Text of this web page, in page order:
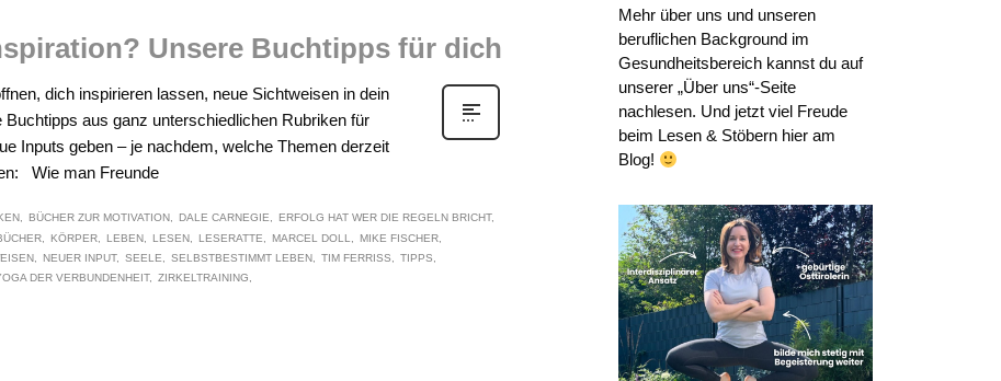
Unsere Buchtipps für dich
dich inspirieren lassen, neue Sichtweisen in dein
aus ganz unterschiedlichen Rubriken für
Inputs geben – je nachdem, welche Themen derzeit
Wie man Freunde
BÜCHER ZUR MOTIVATION DALE CARNEGIE
ERFOLG HAT WER DIE REGELN BRICHT
KÖRPER LEBEN LESEN LESERATTE MARCEL DOLL
MIKE FISCHER
NEUER INPUT SEELE SELBSTBESTIMMT LEBEN TIM FERRISS
TIPPS
DER VERBUNDENHEIT ZIRKELTRAINING
Mehr über uns und unseren
beruflichen Background im
Gesundheitsbereich kannst du auf
unserer „Über uns“-Seite
nachlesen. Und jetzt viel Freude
beim Lesen & Stöbern hier am
Blog!